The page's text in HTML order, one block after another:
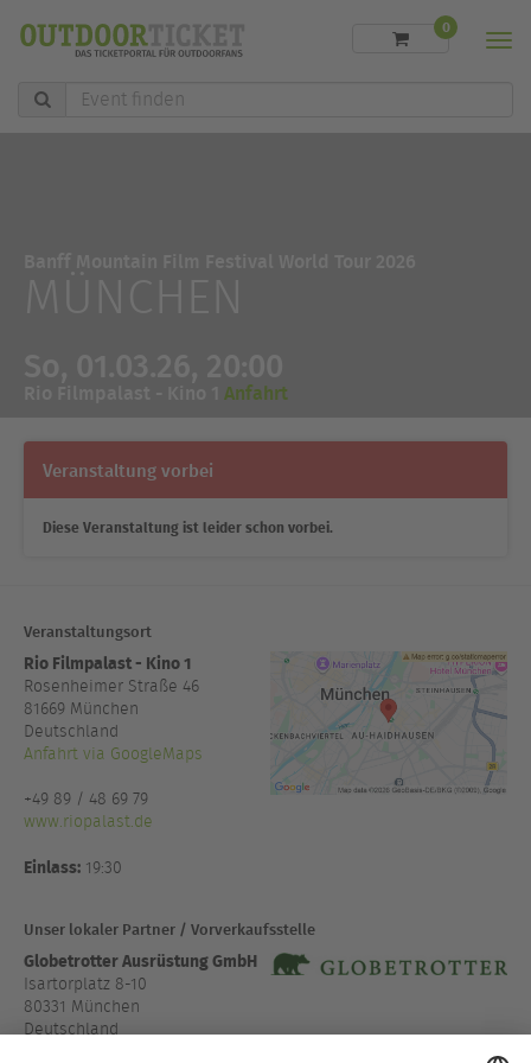
Event
finden
0
Anfahrt
Veranstaltung vorbei
Diese Veranstaltung ist leider schon vorbei.
Veranstaltungsort
Rio Filmpalast - Kino 1
Rosenheimer Straße 46
81669 München
Deutschland
Anfahrt via GoogleMaps
+49 89 / 48 69 79
www.riopalast.de
Einlass: 19:30
Unser lokaler Partner / Vorverkaufsstelle
Globetrotter Ausrüstung GmbH
Isartorplatz 8-10
80331 München
Deutschland